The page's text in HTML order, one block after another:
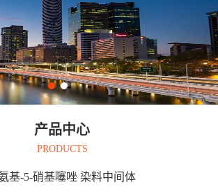
产品中心
PRODUCTS
基-5-硝基噻唑 染料中间体